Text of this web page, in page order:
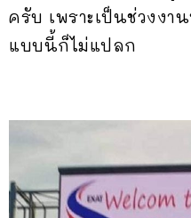
ครับ เพราะเป็นช่วงงา
แบบนี้ก็ไม่แปลก